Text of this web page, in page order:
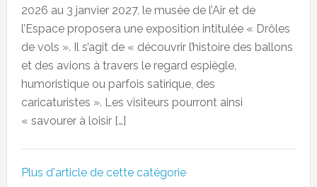
2026 au 3 janvier 2027, le musée de l’Air et de
l’Espace proposera une exposition intitulée « Drôles
de vols ». Il s’agit de « découvrir l’histoire des ballons
et des avions à travers le regard espiègle,
humoristique ou parfois satirique, des
caricaturistes ». Les visiteurs pourront ainsi
« savourer à loisir […]
Plus d'article de cette catégorie